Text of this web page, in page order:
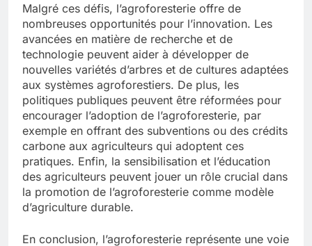
Malgré ces défis, l’agroforesterie offre de
nombreuses opportunités pour l’innovation. Les
avancées en matière de recherche et de
technologie peuvent aider à développer de
nouvelles variétés d’arbres et de cultures adaptées
aux systèmes agroforestiers. De plus, les
politiques publiques peuvent être réformées pour
encourager l’adoption de l’agroforesterie, par
exemple en offrant des subventions ou des crédits
carbone aux agriculteurs qui adoptent ces
pratiques. Enfin, la sensibilisation et l’éducation
des agriculteurs peuvent jouer un rôle crucial dans
la promotion de l’agroforesterie comme modèle
d’agriculture durable.
En conclusion, l’agroforesterie représente une voie